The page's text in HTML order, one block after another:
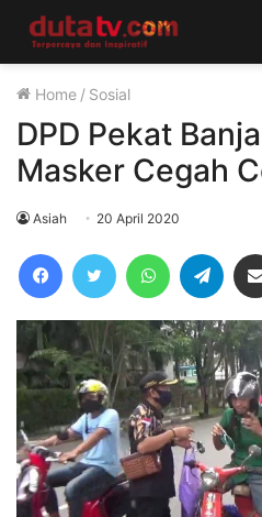
Home / Sosial
DPD Pekat
Masker Cegah
Asiah 20 April 2020
FacebookTwitter WhatsApp